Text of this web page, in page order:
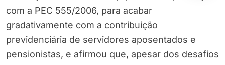
com a PEC 555/2006, para acabar
gradativamente com a contribuição
previdenciária de servidores aposentados e
pensionistas, e afirmou que, apesar dos desafios